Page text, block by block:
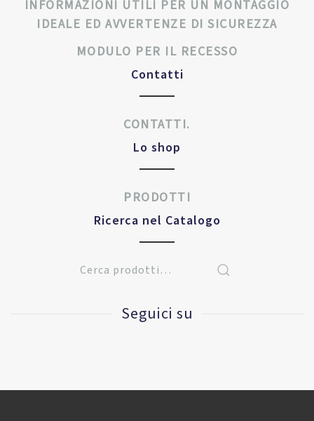
INFORMAZIONI UTILI PER UN MONTAGGIO
IDEALE ED AVVERTENZE DI SICUREZZA
MODULO PER IL RECESSO
Contatti
CONTATTI.
Lo shop
PRODOTTI
Ricerca nel Catalogo
Seguici su